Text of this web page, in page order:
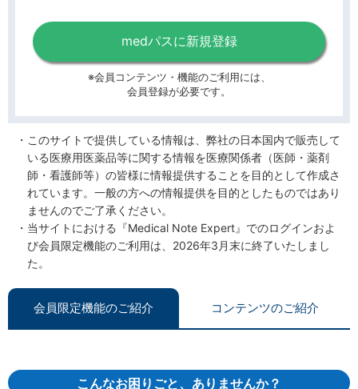
medパスに新規登録
※会員コンテンツ・機能のご利用には、
会員登録が必要です。
このサイトで提供している情報は、弊社の日本国内で販売して
いる医療用医薬品等に関する情報を医療関係者（医師・薬剤
師・看護師等）の皆様に情報提供することを目的として作成さ
れています。一般の方への情報提供を目的としたものではあり
ませんのでご了承ください。
当サイトにおける『Medical Note Expert』でのログインおよ
び会員限定機能のご利用は、2026年3月末に終了いたしまし
た。
会員限定機能のご紹介 コンテンツのご紹介
こんなお困りごと、ありませんか？